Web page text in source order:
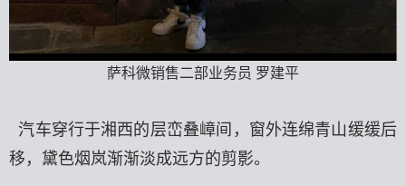
萨科微销售二部业务员 罗建平
汽车穿行于湘西的层峦叠嶂间，窗外连绵青山缓缓后
移，黛色烟岚渐渐淡成远方的剪影。